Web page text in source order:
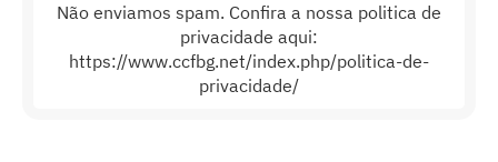
Não enviamos spam. Confira a nossa politica de
privacidade aqui:
https://www.ccfbg.net/index.php/politica-de-
privacidade/